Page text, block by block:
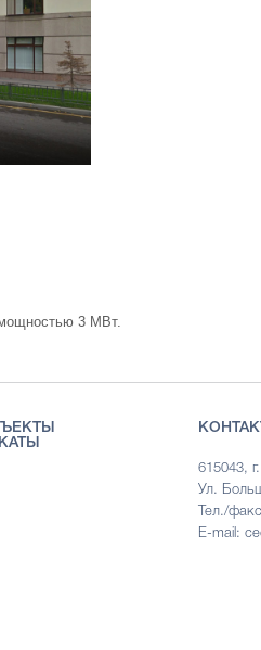
мощностью 3 МВт.
615043,
Ул.
Тел./
E-mail: